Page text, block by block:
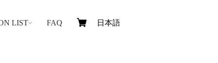
LIST FAQ